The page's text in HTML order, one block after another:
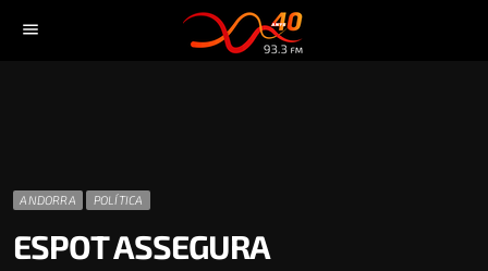
menu
ANDORRA POLÍTICA
ESPOT ASSEGURA